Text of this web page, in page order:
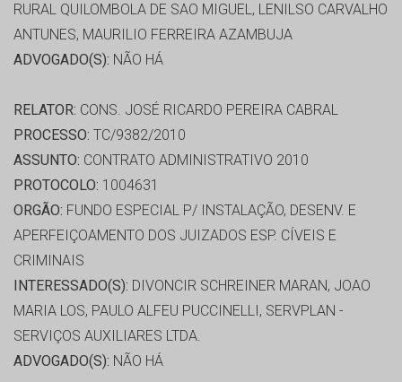
RURAL QUILOMBOLA DE SAO MIGUEL, LENILSO CARVALHO
ANTUNES, MAURILIO FERREIRA AZAMBUJA
ADVOGADO(S): NÃO HÁ
RELATOR: CONS. JOSÉ RICARDO PEREIRA CABRAL
PROCESSO: TC/9382/2010
ASSUNTO: CONTRATO ADMINISTRATIVO 2010
PROTOCOLO: 1004631
ORGÃO: FUNDO ESPECIAL P/ INSTALAÇÃO, DESENV. E
APERFEIÇOAMENTO DOS JUIZADOS ESP. CÍVEIS E
CRIMINAIS
INTERESSADO(S): DIVONCIR SCHREINER MARAN, JOAO
MARIA LOS, PAULO ALFEU PUCCINELLI, SERVPLAN -
SERVIÇOS AUXILIARES LTDA.
ADVOGADO(S): NÃO HÁ